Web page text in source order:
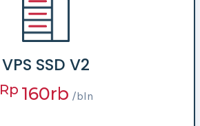
VPS SSD V2
Rp 160rb /bln